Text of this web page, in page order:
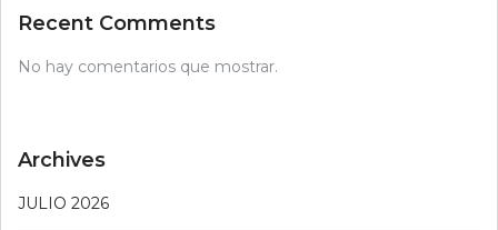
Recent Comments
No hay comentarios que mostrar.
Archives
JULIO 2026